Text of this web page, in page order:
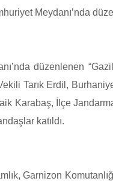
Meydanı’nda
düzenlenen
Tarık Erdil,
Karabaş, İlçe
katıldı.
Garnizon